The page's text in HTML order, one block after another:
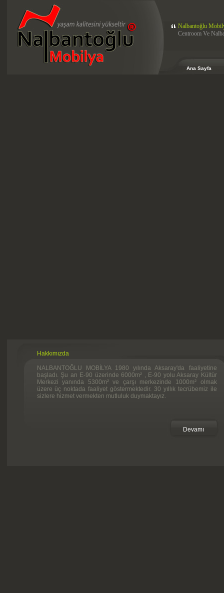
Nalbantoğlu
Centroom Ve
Ana Sayfa
Hakkımızda
NALBANTOĞLU MOBİLYA 1980 yılında Aksaray'da faaliyetine
başladı. Şu an E-90 üzerinde 6000m² , E-90 yolu Aksaray Kültür
Merkezi yanında 5300m² ve çarşı merkezinde 1000m² olmak
üzere üç noktada faaliyet göstermektedir. 30 yıllık tecrübemiz ile
sizlere hizmet vermekten mutluluk duymaktayız.
Devamı